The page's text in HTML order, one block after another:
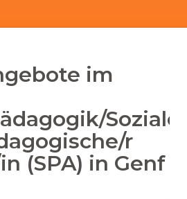
im
r
(SPA) in Genf